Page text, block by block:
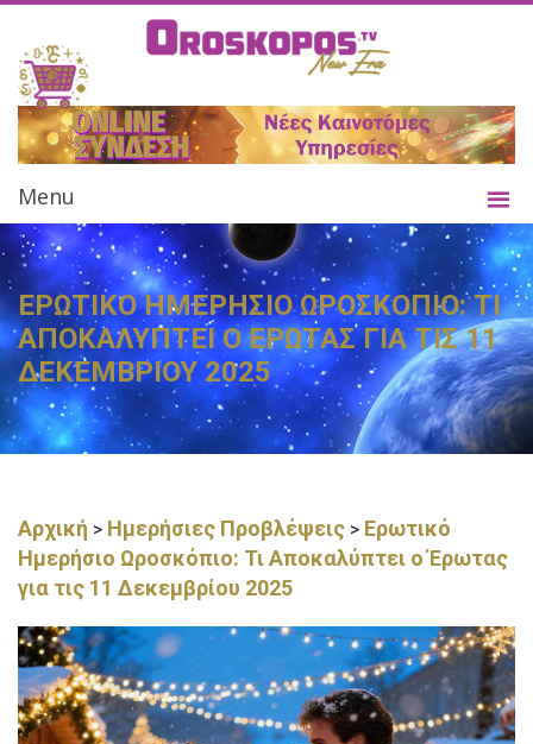
Menu
ΕΡΩΤΙΚΟ ΗΜΕΡΗΣΙΟ ΩΡΟΣΚΟΠΙΟ: ΤΙ
ΑΠΟΚΑΛΥΠΤΕΙ Ο ΕΡΩΤΑΣ ΓΙΑ ΤΙΣ 11
ΔΕΚΕΜΒΡΙΟΥ 2025
Αρχική > Ημερήσιες Προβλέψεις > Ερωτικό
Ημερήσιο Ωροσκόπιο: Τι Αποκαλύπτει ο Έρωτας
για τις 11 Δεκεμβρίου 2025